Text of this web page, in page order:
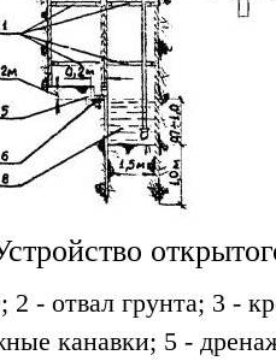
2 - отвал грунта; 3 -
канавки; 5 -